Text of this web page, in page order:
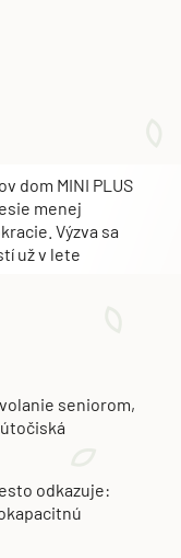
dom MINI PLUS
menej
Výzva sa
už v lete
seniorom,
odkazuje: